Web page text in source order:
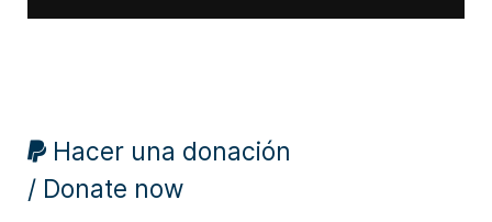
Hacer una donación
/ Donate now